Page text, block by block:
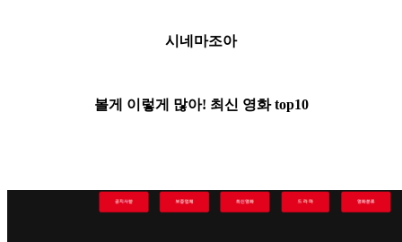
시네마조아
볼게 이렇게 많아! 최신 영화 top10